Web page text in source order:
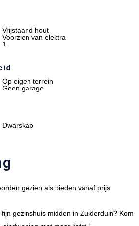
Vrijstaand hout
Voorzien van elektra
1
Op eigen terrein
Geen garage
Dwarskap
gezien als bieden vanaf prijs
gezinshuis midden in Zuiderduin? Kom